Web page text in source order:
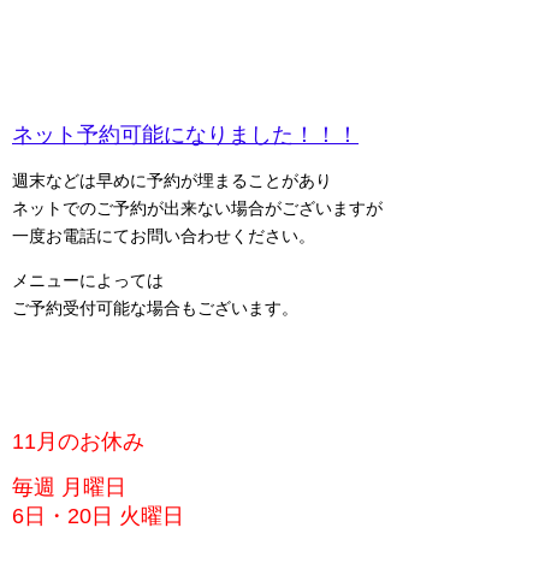
ネット予約可能になりました！！！
週末などは早めに予約が埋まることがあり
ネットでのご予約が出来ない場合がございますが
一度お電話にてお問い合わせください。
メニューによっては
ご予約受付可能な場合もございます。
11月のお休み
毎週 月曜日
6日・20日 火曜日